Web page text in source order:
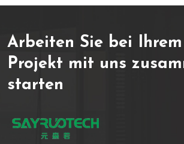
Arbeiten Sie bei
Projekt mit uns
starten